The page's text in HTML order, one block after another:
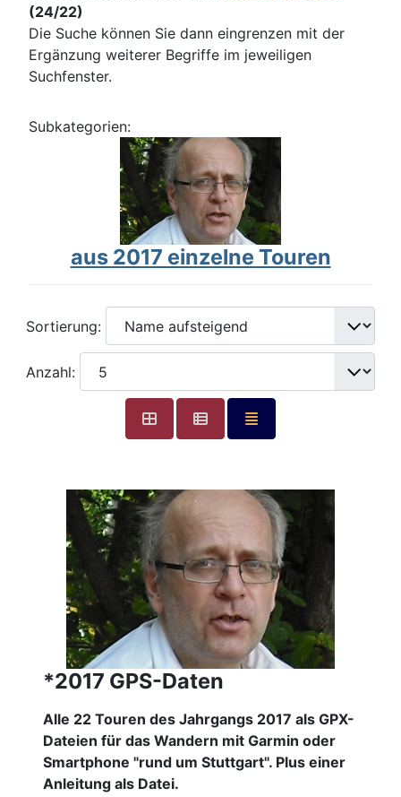
(24/22)
Die Suche können Sie dann eingrenzen mit der
Ergänzung weiterer Begriffe im jeweiligen
Suchfenster.
Subkategorien:
aus 2017 einzelne Touren
Sortierung:
Anzahl:
*2017 GPS-Daten
Alle 22 Touren des Jahrgangs 2017 als GPX-
Dateien für das Wandern mit Garmin oder
Smartphone "rund um Stuttgart". Plus einer
Anleitung als Datei.